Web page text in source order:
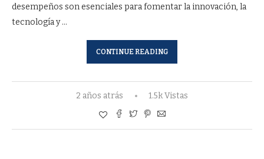
desempeños son esenciales para fomentar la innovación, la
tecnología y …
CONTINUE READING
2 años atrás 1.5k Vistas